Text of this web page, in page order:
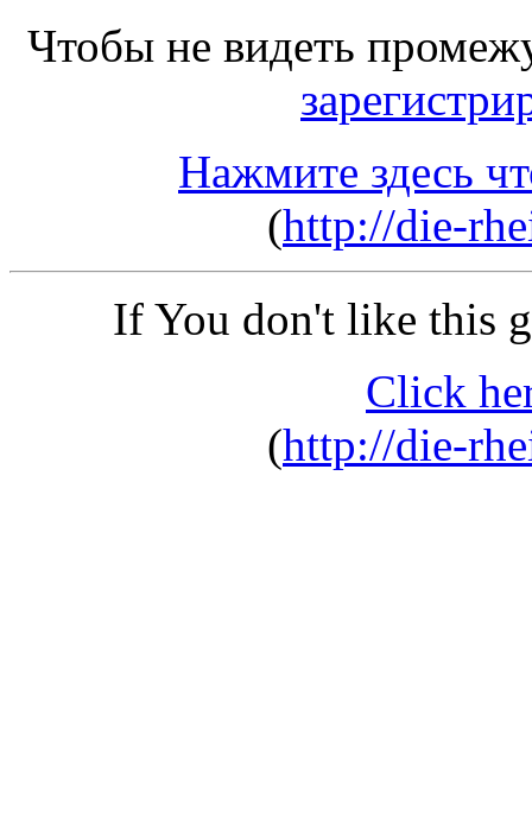
Чтобы не видеть
Нажмите здесь
(http://die-
If You don't like this
Click
(http://die-